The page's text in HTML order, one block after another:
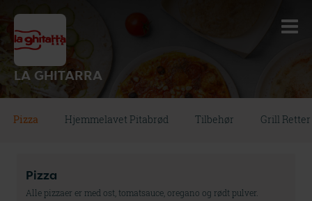
LA GHITARRA
Pizza Hjemmelavet Pitabrød Tilbehør Grill Retter
Pizza
Alle pizzaer er med ost, tomatsauce, oregano og rødt pulver.